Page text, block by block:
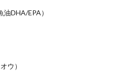
DHA/EPA）
ウ）